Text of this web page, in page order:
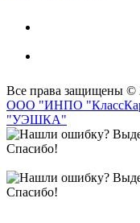
Все права защищены ©
ООО "ИНПО
"УЭШКА"